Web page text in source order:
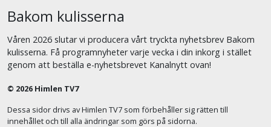
Bakom kulisserna
Våren 2026 slutar vi producera vårt tryckta nyhetsbrev Bakom
kulisserna. Få programnyheter varje vecka i din inkorg i stället
genom att beställa e-nyhetsbrevet Kanalnytt ovan!
© 2026 Himlen TV7
Dessa sidor drivs av Himlen TV7 som förbehåller sig rätten till
innehållet och till alla ändringar som görs på sidorna.